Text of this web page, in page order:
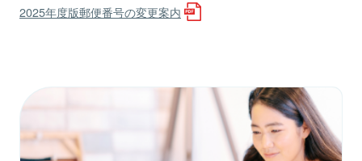
2025年度版郵便番号の変更案内